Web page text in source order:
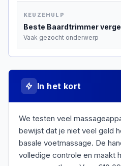
KEUZEHULP
Beste Baardtrimmer
Vaak gezocht onderwerp
In het kort
We testen veel
bewijst dat je niet veel geld
basale voetmassage. De
volledige controle en maakt